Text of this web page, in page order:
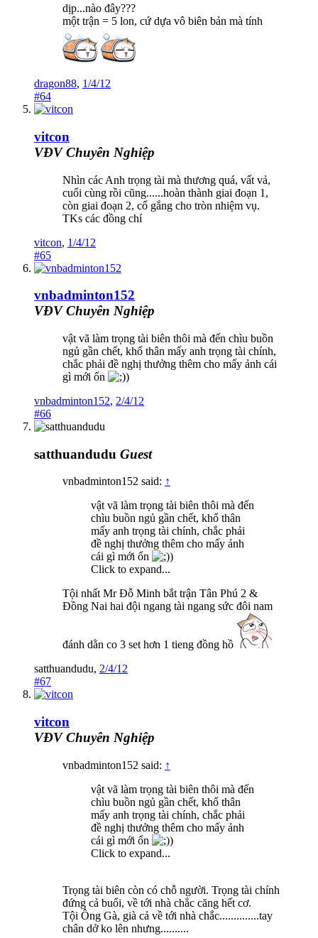
dịp...nào đây???
một trận = 5 lon, cứ dựa vô biên bản mà tính
dragon88, 1/4/12
#64
vitcon
VĐV Chuyên Nghiệp
Nhìn các Anh trọng tài mà thương quá, vất vả,
cuối cùng rồi cũng......hoàn thành giai đoạn 1,
còn giai đoạn 2, cố gắng cho tròn nhiệm vụ.
TKs các đồng chí
vitcon, 1/4/12
#65
vnbadminton152
VĐV Chuyên Nghiệp
vật vã làm trọng tài biên thôi mà đến chìu buồn
ngủ gần chết, khổ thân mấy anh trọng tài chính,
chắc phải đề nghị thưởng thêm cho mấy ảnh cái
gì mới ổn
)
vnbadminton152, 2/4/12
#66
satthuandudu Guest
vnbadminton152 said: ↑
vật vã làm trọng tài biên thôi mà đến
chìu buồn ngủ gần chết, khổ thân
mấy anh trọng tài chính, chắc phải
đề nghị thưởng thêm cho mấy ảnh
cái gì mới ổn
)
Click to expand...
Tội nhất Mr Đỗ Minh bắt trận Tân Phú 2 &
Đồng Nai hai đội ngang tài ngang sức đôi nam
đánh dằn co 3 set hơn 1 tieng đồng hồ
satthuandudu, 2/4/12
#67
vitcon
VĐV Chuyên Nghiệp
vnbadminton152 said: ↑
vật vã làm trọng tài biên thôi mà đến
chìu buồn ngủ gần chết, khổ thân
mấy anh trọng tài chính, chắc phải
đề nghị thưởng thêm cho mấy ảnh
cái gì mới ổn
)
Click to expand...
Trọng tài biên còn có chỗ người. Trọng tài chính
đứng cả buổi, về tới nhà chắc căng hết cơ.
Tội Ông Gà, già cả về tới nhà chắc..............tay
chân dở ko lên nhưng..........